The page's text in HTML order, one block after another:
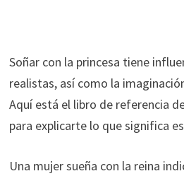
Soñar con la princesa tiene
realistas, así como la
Aquí está el libro de referencia
para explicarte lo que significa
Una mujer sueña con la reina